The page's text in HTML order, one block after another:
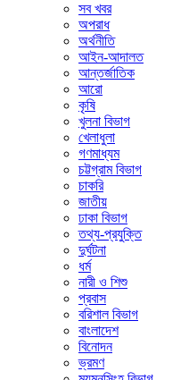
সব খবর
অপরাধ
অর্থনীতি
আইন-আদালত
আন্তর্জাতিক
আরো
কৃষি
খুলনা বিভাগ
খেলাধুলা
গণমাধ্যম
চট্টগ্রাম বিভাগ
চাকরি
জাতীয়
ঢাকা বিভাগ
তথ্য-প্রযুক্তি
দুর্ঘটনা
ধর্ম
নারী ও শিশু
প্রবাস
বরিশাল বিভাগ
বাংলাদেশ
বিনোদন
ভ্রমণ